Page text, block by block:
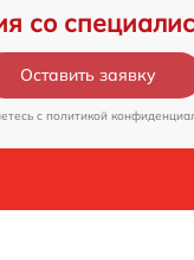
со
Оставить заявку
c политикой